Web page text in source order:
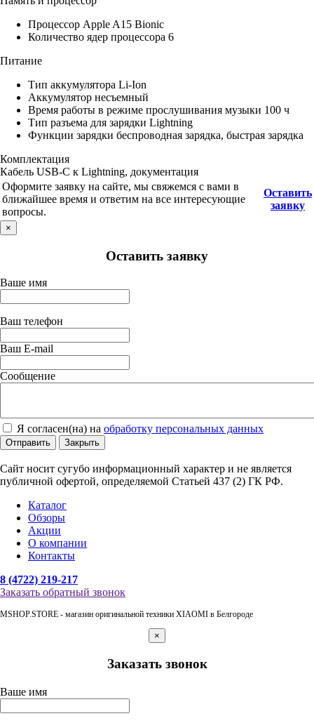
Процессор Apple A15 Bionic
Количество ядер процессора 6
Питание
Тип аккумулятора Li-Ion
Аккумулятор несъемный
Время работы в режиме прослушивания музыки 100 ч
Тип разъема для зарядки Lightning
Функции зарядки беспроводная зарядка, быстрая зарядка
Комплектация
Кабель USB-C к Lightning, документация
Оформите заявку на сайте, мы свяжемся с вами в
ближайшее время и ответим на все интересующие
вопросы.
Оставить
заявку
×
Оставить заявку
Ваше имя
Ваш телефон
Ваш E-mail
Сообщение
Я согласен(на) на обработку персональных данных
Отправить Закрыть
Сайт носит сугубо информационный характер и не является
публичной офертой, определяемой Статьей 437 (2) ГК РФ.
Каталог
Обзоры
Акции
О компании
Контакты
8 (4722) 219-217
Заказать обратный звонок
MSHOP.STORE - магазин оригинальной техники XIAOMI в Белгороде
×
Заказать звонок
Ваше имя